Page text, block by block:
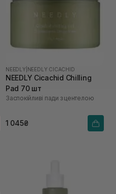
NEEDLY NEEDLY CICACHID
NEEDLY Cicachid Chilling
Pad 70 шт
Заспокійливі пади з центелою
1 045₴